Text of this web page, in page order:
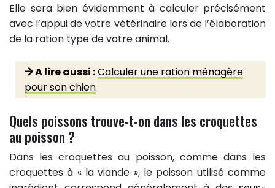
Elle sera bien évidemment à calculer précisément
avec l’appui de votre vétérinaire lors de l’élaboration
de la ration type de votre animal.
A lire aussi :Calculer une ration ménagère
pour son chien
Quels poissons trouve-t-on dans les croquettes
au poisson ?
Dans les croquettes au poisson, comme dans les
croquettes à « la viande », le poisson utilisé comme